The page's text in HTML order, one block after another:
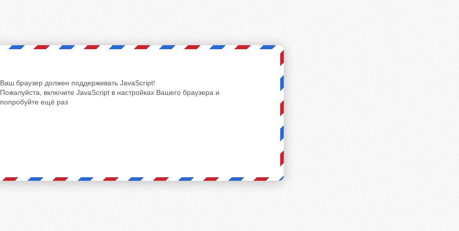
Ваш браузер должен поддерживать JavaScript!
Пожалуйста, включите JavaScript в настройках Вашего браузера и
попробуйте ещё раз